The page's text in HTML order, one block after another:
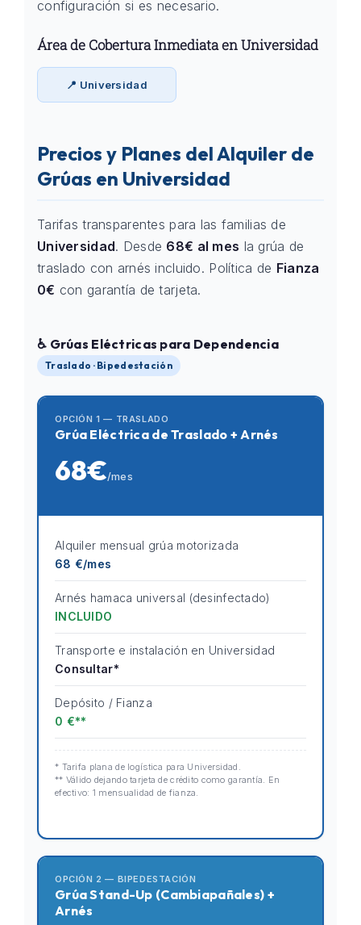
configuración si es necesario.
Área de Cobertura Inmediata en Universidad
📍 Universidad
Precios y Planes del Alquiler de
Grúas en Universidad
Tarifas transparentes para las familias de
Universidad. Desde 68€ al mes la grúa de
traslado con arnés incluido. Política de Fianza
0€ con garantía de tarjeta.
♿ Grúas Eléctricas para Dependencia
Traslado · Bipedestación
OPCIÓN 1 — TRASLADO
Grúa Eléctrica de Traslado + Arnés
68€/mes
Alquiler mensual grúa motorizada
68 €/mes
Arnés hamaca universal (desinfectado)
INCLUIDO
Transporte e instalación en Universidad
Consultar*
Depósito / Fianza
0 €**
* Tarifa plana de logística para Universidad.
** Válido dejando tarjeta de crédito como garantía. En
efectivo: 1 mensualidad de fianza.
OPCIÓN 2 — BIPEDESTACIÓN
Grúa Stand-Up (Cambiapañales) +
Arnés